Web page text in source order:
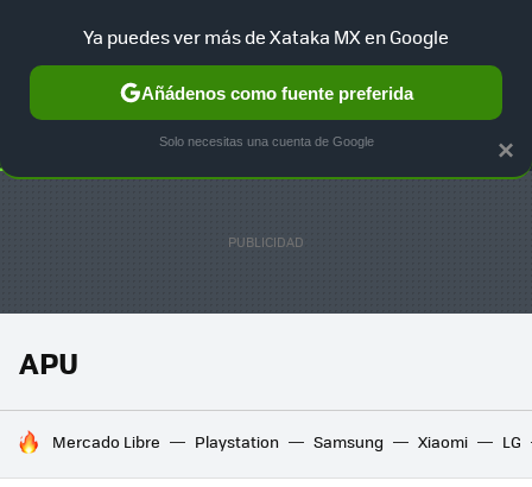
SELECCIÓN GAMING HOME AUTO TERRITORIO
APU
HOY SE HABLA DE
Mercado Libre Playstation Samsung Xiaomi LG
×
Ya puedes ver más de Xataka MX en Google
Añádenos como fuente preferida
Solo necesitas una cuenta de Google